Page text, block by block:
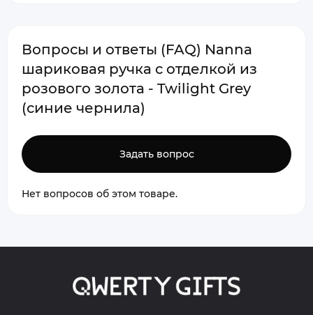
Вопросы и ответы (FAQ) Nanna
шариковая ручка с отделкой из
розового золота - Twilight Grey
(синие чернила)
Задать вопрос
Нет вопросов об этом товаре.